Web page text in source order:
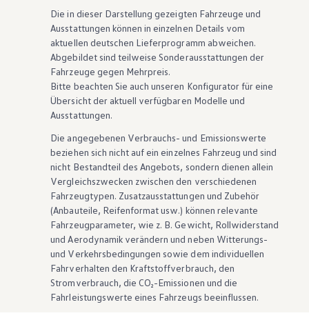
Die in dieser Darstellung gezeigten Fahrzeuge und
Ausstattungen können in einzelnen Details vom
aktuellen deutschen Lieferprogramm abweichen.
Abgebildet sind teilweise Sonderausstattungen der
Fahrzeuge gegen Mehrpreis.
Bitte beachten Sie auch unseren Konfigurator für eine
Übersicht der aktuell verfügbaren Modelle und
Ausstattungen.
Die angegebenen Verbrauchs- und Emissionswerte
beziehen sich nicht auf ein einzelnes Fahrzeug und sind
nicht Bestandteil des Angebots, sondern dienen allein
Vergleichszwecken zwischen den verschiedenen
Fahrzeugtypen. Zusatzausstattungen und Zubehör
(Anbauteile, Reifenformat usw.) können relevante
Fahrzeugparameter, wie z. B. Gewicht, Rollwiderstand
und Aerodynamik verändern und neben Witterungs-
und Verkehrsbedingungen sowie dem individuellen
Fahrverhalten den Kraftstoffverbrauch, den
Stromverbrauch, die CO₂-Emissionen und die
Fahrleistungswerte eines Fahrzeugs beeinflussen.